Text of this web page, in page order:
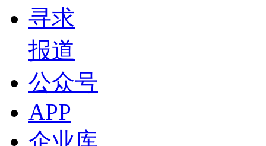
寻求
报道
公众号
APP